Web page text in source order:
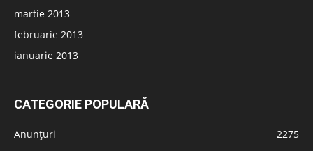
martie 2013
februarie 2013
ianuarie 2013
CATEGORIE POPULARĂ
Anunțuri
2275